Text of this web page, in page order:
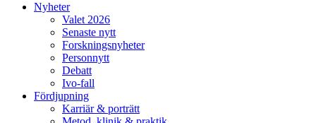
Nyheter
Valet 2026
Senaste nytt
Forskningsnyheter
Personnytt
Debatt
Ivo-fall
Fördjupning
Karriär & porträtt